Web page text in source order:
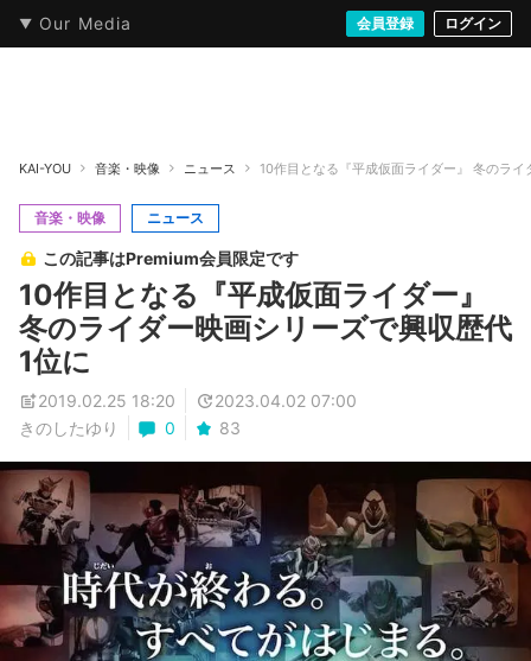
Our Media 会員登録 ログイン
本・文芸 情報化社会 音楽・映像 ゲームストリート
KAI-YOU 音楽・映像 ニュース 10作目となる『平成仮面ライダー』 冬のラ
音楽・映像 ニュース
この記事はPremium会員限定です
10作目となる『平成仮面ライダー』
冬のライダー映画シリーズで興収歴代
1位に
2019.02.25 18:20
2023.04.02 07:00
きのしたゆり
0 83